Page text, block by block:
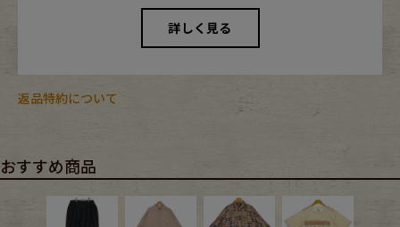
詳しく見る
返品特約について
おすすめ商品